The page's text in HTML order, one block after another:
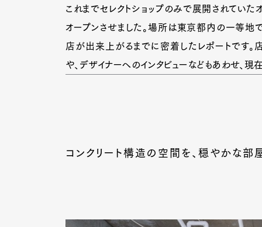
これまでセレクトショップのみで展開されてい
オープンさせました。場所は東京都内の一等地
店が出来上がるまでに密着したレポートです
や、デザイナーへのインタビューなどもあわせ、現
コンクリート構造の空間を、穏やかな部